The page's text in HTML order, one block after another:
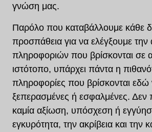
γνώση μας.
Παρόλο που καταβάλλουμε κάθε
προσπάθεια για να ελέγξουμε την
πληροφοριών που βρίσκονται σε
ιστότοπο, υπάρχει πάντα η
πληροφορίες που βρίσκονται εδώ
ξεπερασμένες ή εσφαλμένες. Δεν
καμία αξίωση, υπόσχεση ή
εγκυρότητα, την ακρίβεια και την